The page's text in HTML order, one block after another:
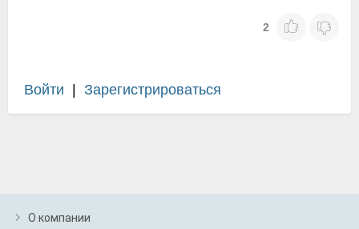
2
Войти Зарегистрироваться
О компании